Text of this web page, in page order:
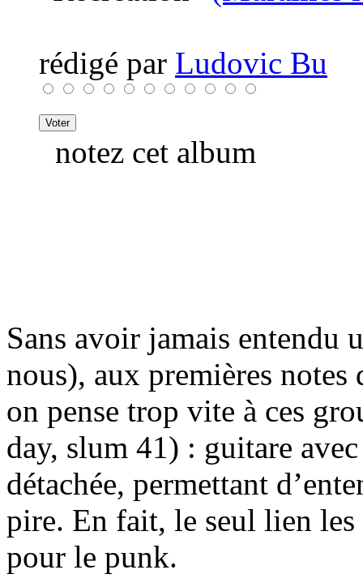
rédigé par Ludovic Bu
notez cet album
Sans avoir jamais entendu
nous), aux premières
on pense trop vite à ces
day, slum 41) : guitare
détachée, permettant
pire. En fait, le seul lien
pour le punk.